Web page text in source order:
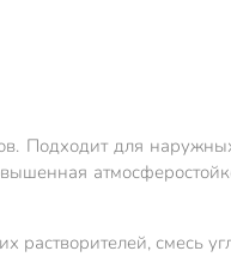
Подходит для
растворителей, смесь